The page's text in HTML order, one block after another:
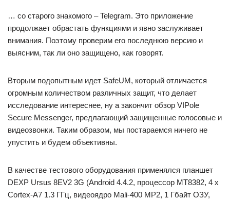
… со старого знакомого – Telegram. Это приложение
продолжает обрастать функциями и явно заслуживает
внимания. Поэтому проверим его последнюю версию и
выясним, так ли оно защищено, как говорят.
Вторым подопытным идет SafeUM, который отличается
огромным количеством различных защит, что делает
исследование интереснее, ну а закончит обзор VIPole
Secure Messenger, предлагающий защищенные голосовые и
видеозвонки. Таким образом, мы постараемся ничего не
упустить и будем объективны.
В качестве тестового оборудования применялся планшет
DEXP Ursus 8EV2 3G (Android 4.4.2, процессор MT8382, 4 x
Cortex-A7 1.3 ГГц, видеоядро Mali-400 MP2, 1 Гбайт ОЗУ,